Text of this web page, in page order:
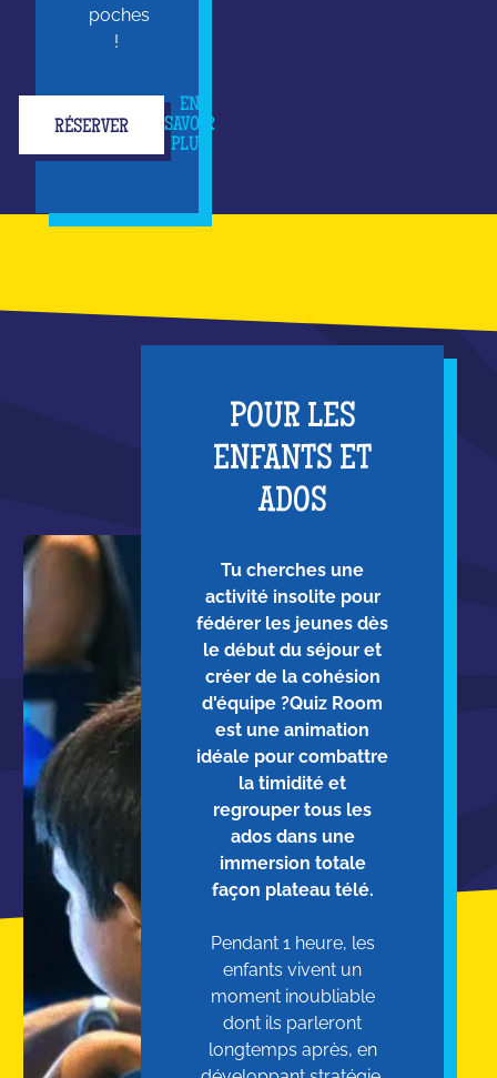
poches
!
RÉSERVER
EN
SAVOIR
PLUS
POUR LES
ENFANTS ET
ADOS
Tu cherches une
activité insolite pour
fédérer les jeunes dès
le début du séjour et
créer de la cohésion
d'équipe ?Quiz Room
est une animation
idéale pour combattre
la timidité et
regrouper tous les
ados dans une
immersion totale
façon plateau télé.
Pendant 1 heure, les
enfants vivent un
moment inoubliable
dont ils parleront
longtemps après, en